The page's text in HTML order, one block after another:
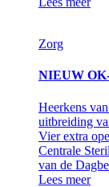
Zorg
NIEUW
Heerkens
uitbreiding
Vier extra
Centrale
van de
Lees meer